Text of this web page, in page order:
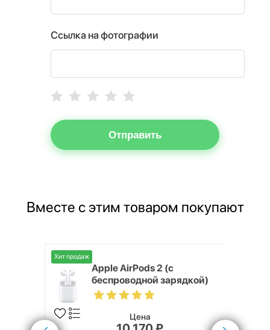
Ссылка на фотографии
Отправить
Вместе с этим товаром покупают
Хит продаж
Apple AirPods 2 (с
беспроводной зарядкой)
Цена